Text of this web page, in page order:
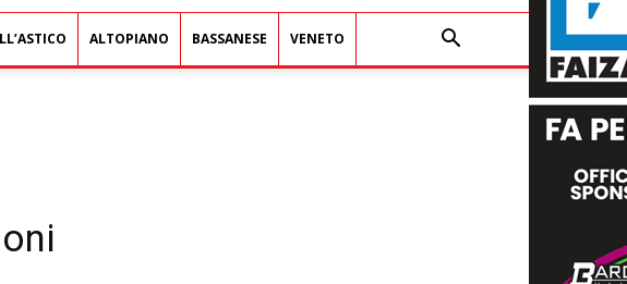
ALTOPIANO BASSANESE VENETO